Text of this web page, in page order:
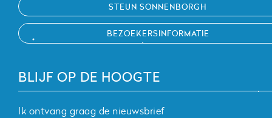
STEUN SONNENBORGH
BEZOEKERSINFORMATIE
BLIJF OP DE HOOGTE
Ik ontvang graag de nieuwsbrief